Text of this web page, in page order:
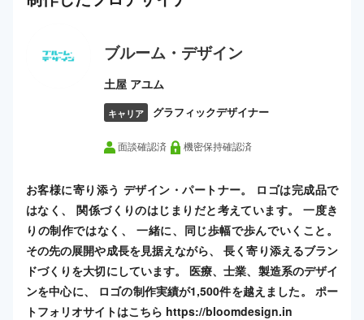
ブルーム・デザイン
土屋 アユム
キャリア グラフィックデザイナー
面談確認済 機密保持確認済
お客様に寄り添う デザイン・パートナー。 ロゴは完成品で
はなく、 関係づくりのはじまりだと考えています。 一度き
りの制作ではなく、 一緒に、同じ歩幅で歩んでいくこと。
その先の展開や成長を見据えながら、 長く寄り添えるブラン
ドづくりを大切にしています。 医療、士業、製造系のデザイ
ンを中心に、 ロゴの制作実績が1,500件を越えました。 ポー
トフォリオサイトはこちら https://bloomdesign.in